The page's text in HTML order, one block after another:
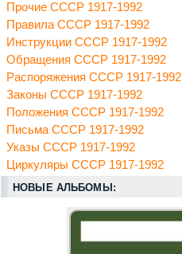
Прочие СССР 1917-1992
Правила СССР 1917-1992
Инструкции СССР 1917-1992
Обращения СССР 1917-1992
Распоряжения СССР 1917-1992
Законы СССР 1917-1992
Положения СССР 1917-1992
Письма СССР 1917-1992
Указы СССР 1917-1992
Циркуляры СССР 1917-1992
НОВЫЕ АЛЬБОМЫ: